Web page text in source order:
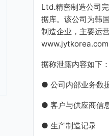
Ltd.精密制造公司
据库。该公司为韩
制造企业，主要运
据称泄露内容如下
● 公司内部业务数
● 客户与供应商信
● 生产制造记录